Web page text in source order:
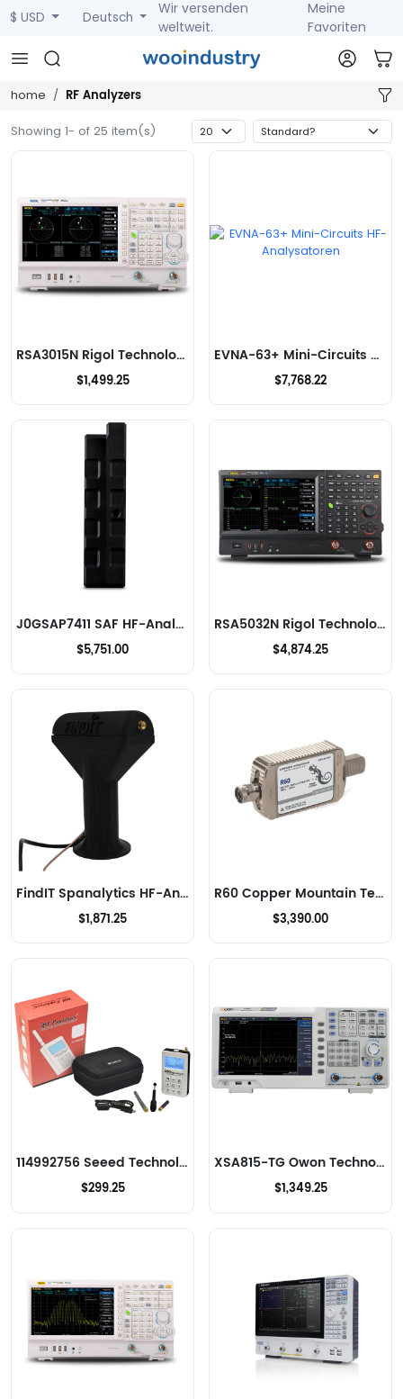
$ USD Deutsch
Wir versenden
weltweit.
Meine
Favoriten
home RF Analyzers
Showing 1- of 25 item(s)
RSA3015N Rigol Technologies HF-Analysatoren
$1,499.25
EVNA-63+ Mini-Circuits HF-Analysatoren
$7,768.22
J0GSAP7411 SAF HF-Analysatoren
$5,751.00
RSA5032N Rigol Technologies HF-Analysatoren
$4,874.25
FindIT Spanalytics HF-Analysatoren
$1,871.25
R60 Copper Mountain Technologies HF-Analysatoren
$3,390.00
114992756 Seeed Technology Co., Ltd HF-Analysatoren
$299.25
XSA815-TG Owon Technology Lilliput Electronics (USA) Inc HF-Analysatoren
$1,349.25